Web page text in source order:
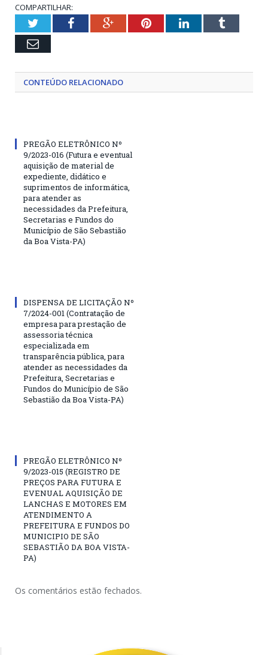
COMPARTILHAR:
TwitterFacebookGoogle+PinterestLinkedInTumblr
Email
CONTEÚDO RELACIONADO
PREGÃO ELETRÔNICO Nº
9/2023-016 (Futura e eventual
aquisição de material de
expediente, didático e
suprimentos de informática,
para atender as
necessidades da Prefeitura,
Secretarias e Fundos do
Município de São Sebastião
da Boa Vista-PA)
DISPENSA DE LICITAÇÃO Nº
7/2024-001 (Contratação de
empresa para prestação de
assessoria técnica
especializada em
transparência pública, para
atender as necessidades da
Prefeitura, Secretarias e
Fundos do Município de São
Sebastião da Boa Vista-PA)
PREGÃO ELETRÔNICO Nº
9/2023-015 (REGISTRO DE
PREÇOS PARA FUTURA E
EVENUAL AQUISIÇÃO DE
LANCHAS E MOTORES EM
ATENDIMENTO A
PREFEITURA E FUNDOS DO
MUNICIPIO DE SÃO
SEBASTIÃO DA BOA VISTA-
PA)
Os comentários estão fechados.